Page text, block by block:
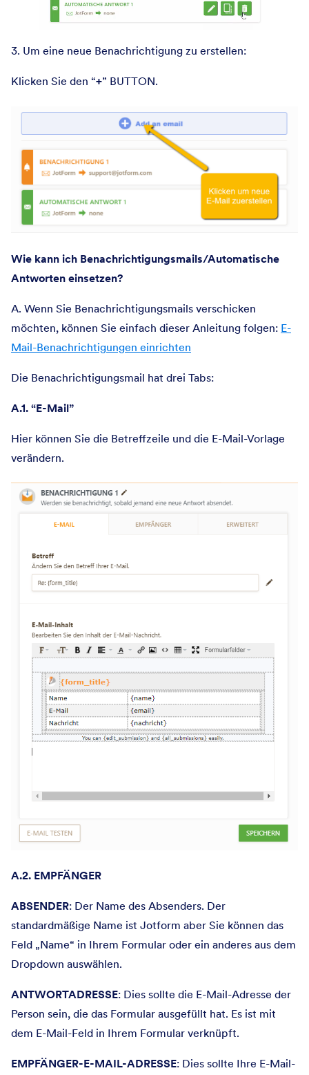
3. Um eine neue Benachrichtigung zu erstellen:
Klicken Sie den “+” BUTTON.
Wie kann ich Benachrichtigungsmails/Automatische
Antworten einsetzen?
A. Wenn Sie Benachrichtigungsmails verschicken
möchten, können Sie einfach dieser Anleitung folgen: E-
Mail-Benachrichtigungen einrichten
Die Benachrichtigungsmail hat drei Tabs:
A.1. “E-Mail”
Hier können Sie die Betreffzeile und die E-Mail-Vorlage
verändern.
A.2. EMPFÄNGER
ABSENDER: Der Name des Absenders. Der
standardmäßige Name ist Jotform aber Sie können das
Feld „Name“ in Ihrem Formular oder ein anderes aus dem
Dropdown auswählen.
ANTWORTADRESSE: Dies sollte die E-Mail-Adresse der
Person sein, die das Formular ausgefüllt hat. Es ist mit
dem E-Mail-Feld in Ihrem Formular verknüpft.
EMPFÄNGER-E-MAIL-ADRESSE: Dies sollte Ihre E-Mail-